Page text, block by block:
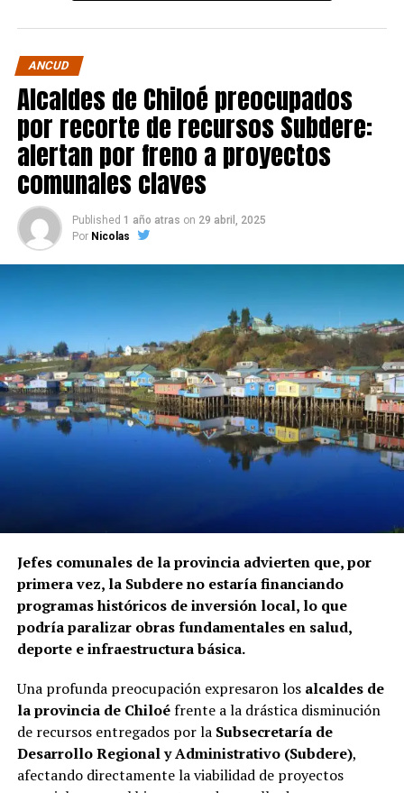
ANCUD
Alcaldes de Chiloé preocupados
por recorte de recursos Subdere:
alertan por freno a proyectos
comunales claves
Published 1 año atras on 29 abril, 2025
Por Nicolas
Jefes comunales de la provincia advierten que, por
primera vez, la Subdere no estaría financiando
programas históricos de inversión local, lo que
podría paralizar obras fundamentales en salud,
deporte e infraestructura básica.
Una profunda preocupación expresaron los alcaldes de
la provincia de Chiloéfrente a la drástica disminución
de recursos entregados por la Subsecretaría de
Desarrollo Regional y Administrativo (Subdere),
afectando directamente la viabilidad de proyectos